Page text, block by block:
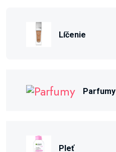
Líčenie
Parfumy
Pleť